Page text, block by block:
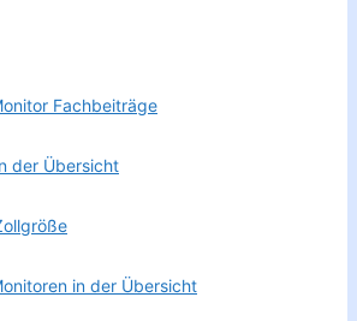
Fachbeiträge
der Übersicht
in der Übersicht